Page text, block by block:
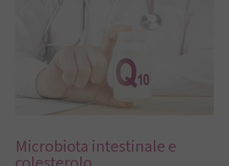
Microbiota intestinale e